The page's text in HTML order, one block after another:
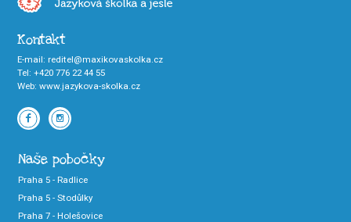
Kontakt
E-mail: reditel@maxikovaskolka.cz
Tel: +420 776 22 44 55
Web: www.jazykova-skolka.cz
Naše pobočky
Praha 5 - Radlice
Praha 5 - Stodůlky
Praha 7 - Holešovice